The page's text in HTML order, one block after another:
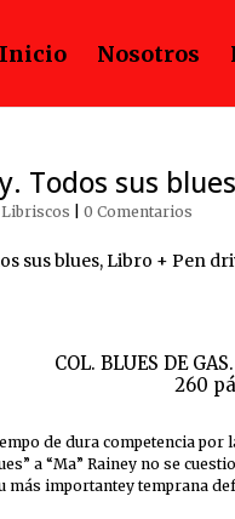
Inicio Nosotros
Todos sus
Libriscos |0 Comentarios
COL. BLUES DE GAS.
260
de dura competencia por
a “Ma” Rainey no se
más importantey temprana